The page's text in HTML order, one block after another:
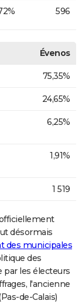
596
Évenos
75,35%
24,65%
6,25%
1,91%
1 519
désormais
des municipales
des
par les électeurs
l'ancienne
de-Calais)